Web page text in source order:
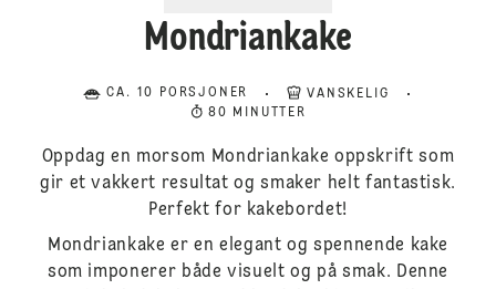
Mondriankake
CA. 10 PORSJONER
VANSKELIG
80 MINUTTER
Oppdag en morsom Mondriankake oppskrift som
gir et vakkert resultat og smaker helt fantastisk.
Perfekt for kakebordet!
Mondriankake er en elegant og spennende kake
som imponerer både visuelt og på smak. Denne